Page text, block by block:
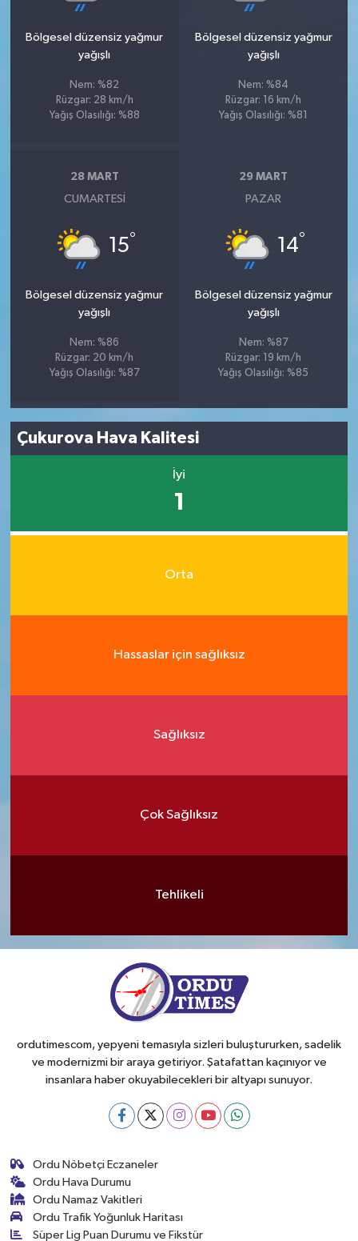
Bölgesel düzensiz yağmur
yağışlı
Nem: %82
Rüzgar: 28 km/h
Yağış Olasılığı: %88
Bölgesel düzensiz yağmur
yağışlı
Nem: %84
Rüzgar: 16 km/h
Yağış Olasılığı: %81
28 MART
CUMARTESI
15°
Bölgesel düzensiz yağmur
yağışlı
Nem: %86
Rüzgar: 20 km/h
Yağış Olasılığı: %87
29 MART
PAZAR
14°
Bölgesel düzensiz yağmur
yağışlı
Nem: %87
Rüzgar: 19 km/h
Yağış Olasılığı: %85
Çukurova Hava Kalitesi
İyi
1
Orta
Hassaslar için sağlıksız
Sağlıksız
Çok Sağlıksız
Tehlikeli
ordutimescom, yepyeni temasıyla sizleri buluştururken, sadelik
ve modernizmi bir araya getiriyor. Şatafattan kaçınıyor ve
insanlara haber okuyabilecekleri bir altyapı sunuyor.
Ordu Nöbetçi Eczaneler
Ordu Hava Durumu
Ordu Namaz Vakitleri
Ordu Trafik Yoğunluk Haritası
Süper Lig Puan Durumu ve Fikstür